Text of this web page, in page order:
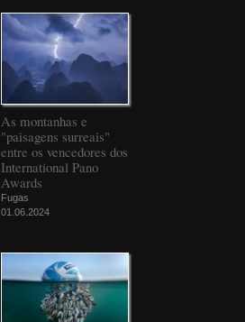
As montanhas e
"paisagens surreais"
entre os vencedores dos
International Pano
Awards
Fugas
01.06.2024